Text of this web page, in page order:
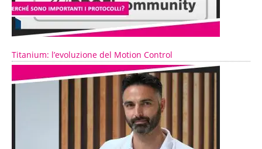
Titanium: l’evoluzione del Motion Control